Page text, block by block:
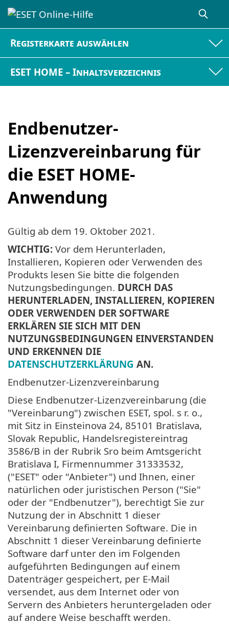
Registerkarte auswählen
ESET HOME – Inhaltsverzeichnis
Endbenutzer-
Lizenzvereinbarung für
die ESET HOME-
Anwendung
Gültig ab dem 19. Oktober 2021 .
WICHTIG: Vor dem Herunterladen,
Installieren, Kopieren oder Verwenden des
Produkts lesen Sie bitte die folgenden
Nutzungsbedingungen. DURCH DAS
HERUNTERLADEN, INSTALLIEREN, KOPIEREN
ODER VERWENDEN DER SOFTWARE
ERKLÄREN SIE SICH MIT DEN
NUTZUNGSBEDINGUNGEN EINVERSTANDEN
UND ERKENNEN DIE
DATENSCHUTZERKLÄRUNG AN.
Endbenutzer-Lizenzvereinbarung
Diese Endbenutzer-Lizenzvereinbarung (die
"Vereinbarung") zwischen ESET, spol. s r. o.,
mit Sitz in Einsteinova 24, 85101 Bratislava,
Slovak Republic, Handelsregistereintrag
3586/B in der Rubrik Sro beim Amtsgericht
Bratislava I, Firmennummer 31333532,
("ESET" oder "Anbieter") und Ihnen, einer
natürlichen oder juristischen Person ("Sie"
oder der "Endbenutzer"), berechtigt Sie zur
Nutzung der in Abschnitt 1 dieser
Vereinbarung definierten Software. Die in
Abschnitt 1 dieser Vereinbarung definierte
Software darf unter den im Folgenden
aufgeführten Bedingungen auf einem
Datenträger gespeichert, per E-Mail
versendet, aus dem Internet oder von
Servern des Anbieters heruntergeladen oder
auf andere Weise beschafft werden.